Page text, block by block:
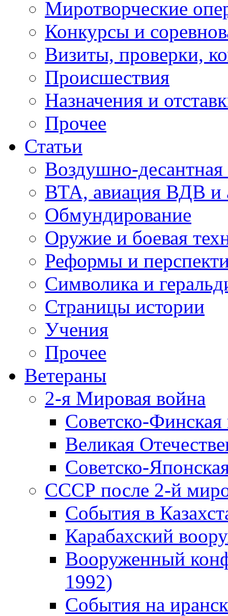
Миротворческие
Конкурсы и
Визиты, проверки,
Происшествия
Назначения и
Прочее
Статьи
Воздушно-десантная
ВТА, авиация ВДВ и
Обмундирование
Оружие и боевая
Реформы и
Символика и
Страницы истории
Учения
Прочее
Ветераны
2-я Мировая война
Советско-
Великая
Советско-
СССР после 2-й
События в
Карабахский
Вооруженный
1992)
События на